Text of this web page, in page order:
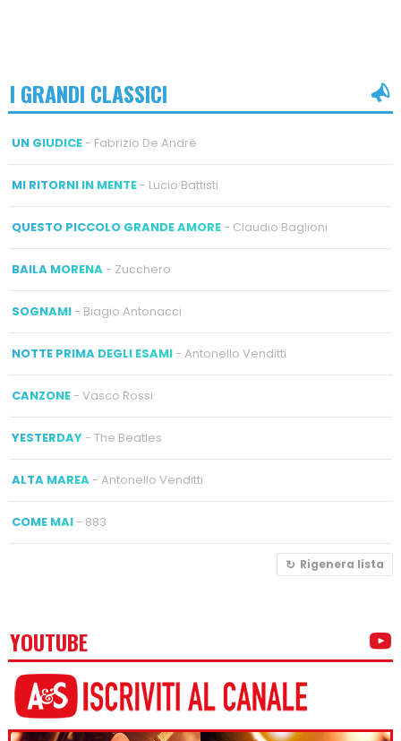
I GRANDI CLASSICI
UN GIUDICE- Fabrizio De André
MI RITORNI IN MENTE- Lucio Battisti
QUESTO PICCOLO GRANDE AMORE- Claudio Baglioni
BAILA MORENA- Zucchero
SOGNAMI- Biagio Antonacci
NOTTE PRIMA DEGLI ESAMI- Antonello Venditti
CANZONE- Vasco Rossi
YESTERDAY- The Beatles
ALTA MAREA- Antonello Venditti
COME MAI- 883
Rigenera lista
YOUTUBE